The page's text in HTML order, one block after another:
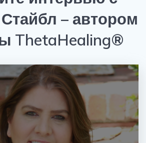
– автором
ThetaHealing®